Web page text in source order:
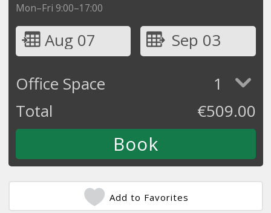
Mon–Fri 9:00–17:00
Aug 07
Sep 03
Office Space
1
Total
€509.00
Add to Favorites